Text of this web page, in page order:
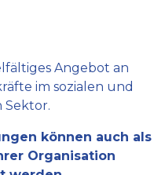
Angebot an
im sozialen und
Sektor.
können auch als
Organisation